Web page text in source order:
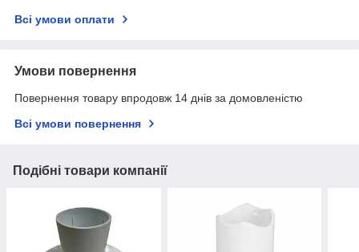
Всі умови оплати
Умови повернення
Повернення товару впродовж 14 днів за домовленістю
Всі умови повернення
Подібні товари компанії